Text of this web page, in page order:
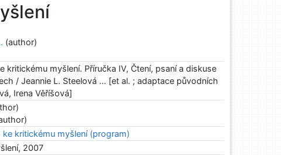
(author)
kritickému myšlení. Příručka IV, Čtení, psaní a diskuse
/ Jeannie L. Steelová ... [et al. ; adaptace původních
Irena Věříšová]
ke kritickému myšlení (program)
2007